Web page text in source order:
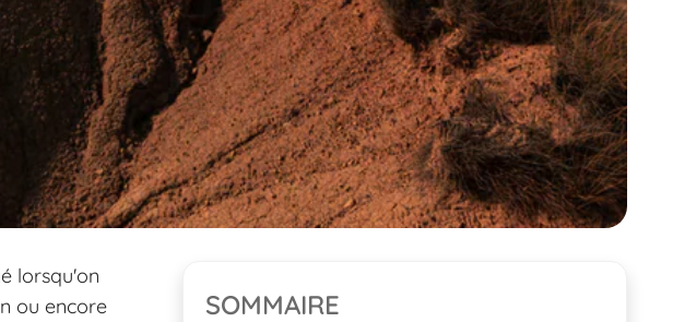
lorsqu'on
ou encore
SOMMAIRE